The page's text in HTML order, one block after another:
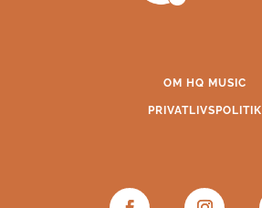
OM HQ MUSIC
PRIVATLIVSPOLITIK